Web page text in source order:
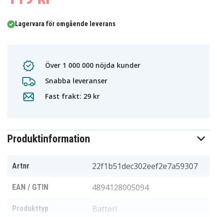
Lagervara för omgående leverans
Över 1 000 000 nöjda kunder
Snabba leveranser
Fast frakt: 29 kr
Produktinformation
Artnr 22f1b51dec302eef2e7a59307
EAN / GTIN 4894128005094
Produkttyp Batteri